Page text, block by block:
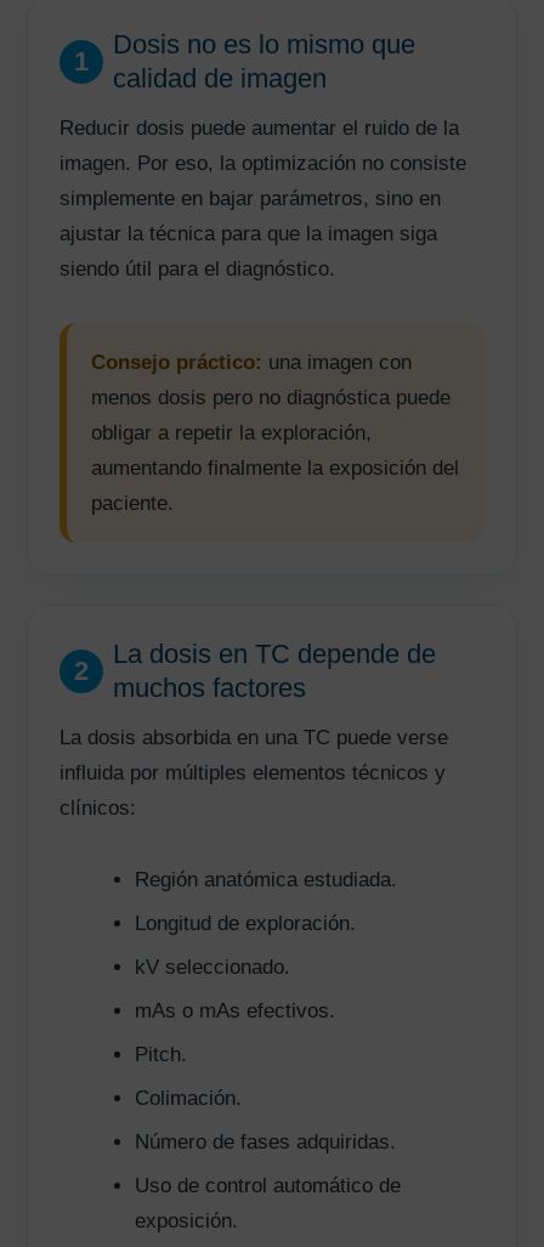
1
Dosis no es lo mismo que
calidad de imagen
Reducir dosis puede aumentar el ruido de la
imagen. Por eso, la optimización no consiste
simplemente en bajar parámetros, sino en
ajustar la técnica para que la imagen siga
siendo útil para el diagnóstico.
Consejo práctico: una imagen con
menos dosis pero no diagnóstica puede
obligar a repetir la exploración,
aumentando finalmente la exposición del
paciente.
2
La dosis en TC depende de
muchos factores
La dosis absorbida en una TC puede verse
influida por múltiples elementos técnicos y
clínicos:
Región anatómica estudiada.
Longitud de exploración.
kV seleccionado.
mAs o mAs efectivos.
Pitch.
Colimación.
Número de fases adquiridas.
Uso de control automático de
exposición.